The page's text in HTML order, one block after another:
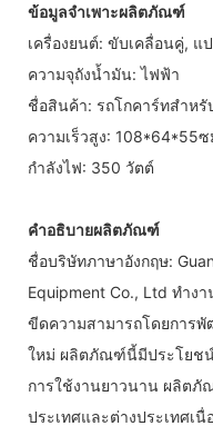
ข้อมูลจำเพาะผลิตภัณฑ์
เครื่องยนต์: ขับเคลื่อนคู่, แ
ความจุถังน้ำมัน: ไฟฟ้า
ชื่อสินค้า: รถโกคาร์ทสำหรั
ความเร็วสูง: 108*64*55ซ
กำลังไฟ: 350 วัตต์
คำอธิบายผลิตภัณฑ์
ชื่อบริษัทภาษาอังกฤษ:
Equipment Co., Ltd ทำง
ขีดความสามารถโดยการ
ใหม่ ผลิตภัณฑ์นี้มีประโยชน์
การใช้งานยาวนาน ผลิต
ประเทศและต่างประเทศเ